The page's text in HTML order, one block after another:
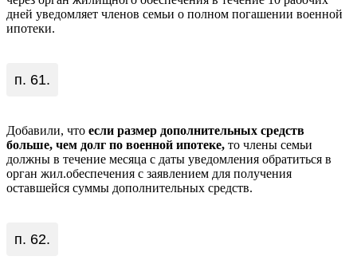
дней уведомляет членов семьи о полном погашении военной
ипотеки.
п. 61.
Добавили, что если размер дополнительных средств
больше, чем долг по военной ипотеке, то члены семьи
должны в течение месяца с даты уведомления обратиться в
орган жил.обеспечения с заявлением для получения
оставшейся суммы дополнительных средств.
п. 62.